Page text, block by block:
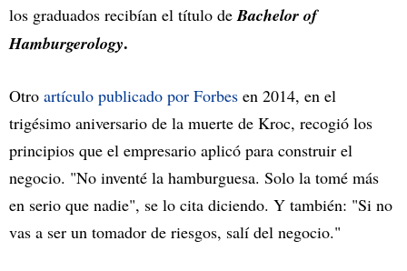
los graduados recibían el título deBachelor of
Hamburgerology.
Otro artículo publicado por Forbes en 2014, en el
trigésimo aniversario de la muerte de Kroc, recogió los
principios que el empresario aplicó para construir el
negocio. "No inventé la hamburguesa. Solo la tomé más
en serio que nadie", se lo cita diciendo. Y también: "Si no
vas a ser un tomador de riesgos, salí del negocio."